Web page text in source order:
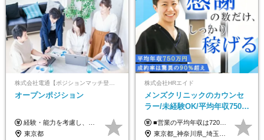
株式会社電通【ポジションマッチ登録】
オープンポジション
経験・能力を考慮し、当社規定により決定します。 ▼参考情報 ------------ 年収イメージ：500万～1500万
東京都
株式会社HRエイド
メンズクリニックのカウンセ
ラー/未経験OK/平均年収750万
円/4人に1人が年収1000万円超
え/成約率90％
■営業の平均年収は720万円！ ■4人に1人が年収1000万円超え 月給27万円～100万円+インセンティブ(平均月20～40万円程) ＜インセンティブ制度について＞ 当社では創業以来、頑張ったらその分稼げる環境づくりに注力。カウンセラー部署では、個人の成約金額・チームの成果・事業部の売上利益を掛け合わせる新しいインセンティブ制度を導入しました。あなたの頑張り次第で毎月高インセンティブが実現できる体制です！ ※上記金額には固定残業代（35,500円以上～・30時間分）が含まれます。時間超過分は追加支給します。 ※試用期間3か月あり。研修期間3か月中は、月給25万円～30万円になります。(固定残業代：35,500円～・23h分を含む) ※インセンティブの一部は、研修期間中から支給されます。その他待遇の差異はありません。
東京都_神奈川県_埼玉県_千葉県_大阪府_愛知県_北海道_宮城県_栃木県_群馬県_静岡県_兵庫県_京都府_岡山県_熊本県